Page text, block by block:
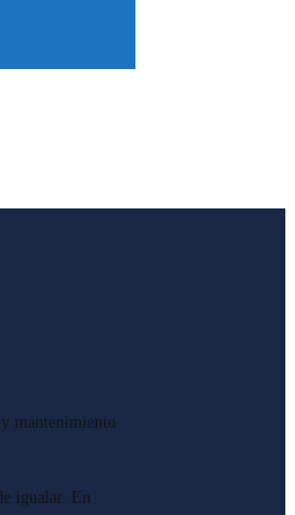
mantenimiento
igualar. En